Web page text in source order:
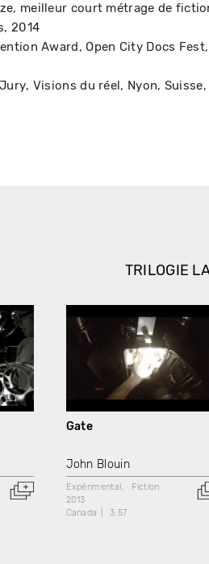
meilleur court métrage de
2014
Award
Open City Docs Fest
Visions du réel Nyon, Suisse
TRILOGIE
Gate
John Blouin
Expérimental
Fiction
2013
Canada
3:57